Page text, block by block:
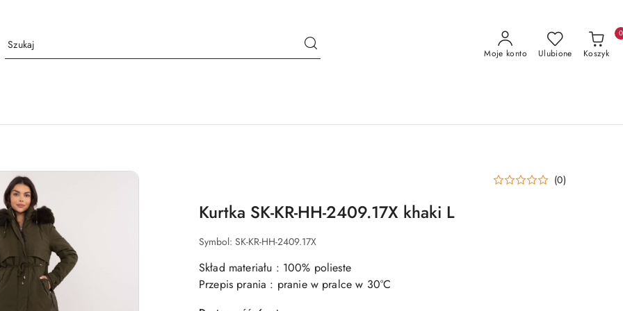
Moje konto Ulubione Koszyk
0
(0)
Kurtka SK-KR-HH-2409.17X khaki L
Symbol: SK-KR-HH-2409.17X
Skład materiału : 100% polieste
Przepis prania : pranie w pralce w 30°C